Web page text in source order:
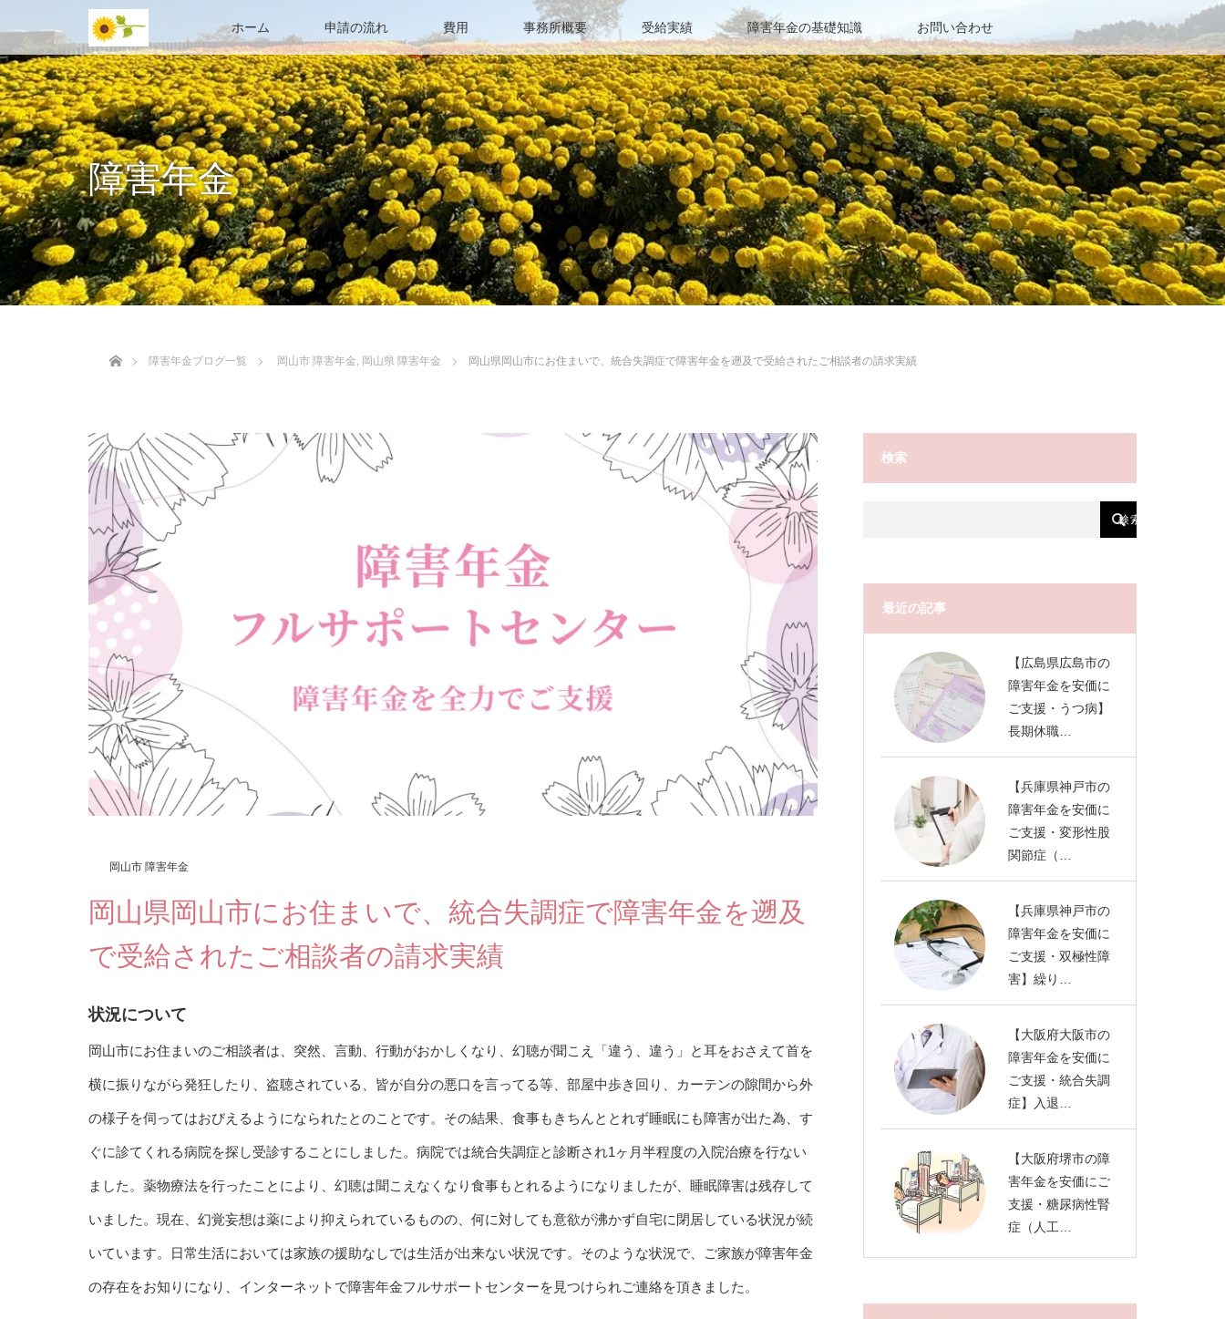
ホーム 申請の流れ 費用 事務所概要 受給実績 障害年金の基礎知識 お問い合わせ
障害年金
障害年金ブログ一覧
岡山市 障害年金, 岡山県 障害年金 岡山県岡山市にお住まいで、統合失調症で障害年金を遡及で受給されたご相談者の請求実績
岡山市 障害年金
岡山県岡山市にお住まいで、統合失調症で障害年金を遡及
で受給されたご相談者の請求実績
状況について
岡山市にお住まいのご相談者は、突然、言動、行動がおかしくなり、幻聴が聞こえ「違う、違う」と耳をおさえて首を
横に振りながら発狂したり、盗聴されている、皆が自分の悪口を言ってる等、部屋中歩き回り、カーテンの隙間から外
の様子を伺ってはおびえるようになられたとのことです。その結果、食事もきちんととれず睡眠にも障害が出た為、す
ぐに診てくれる病院を探し受診することにしました。病院では統合失調症と診断され1ヶ月半程度の入院治療を行ない
ました。薬物療法を行ったことにより、幻聴は聞こえなくなり食事もとれるようになりましたが、睡眠障害は残存して
いました。現在、幻覚妄想は薬により抑えられているものの、何に対しても意欲が沸かず自宅に閉居している状況が続
いています。日常生活においては家族の援助なしでは生活が出来ない状況です。そのような状況で、ご家族が障害年金
の存在をお知りになり、インターネットで障害年金フルサポートセンターを見つけられご連絡を頂きました。
検索
最近の記事
【広島県広島市の
障害年金を安価に
ご支援・うつ病】
長期休職…
【兵庫県神戸市の
障害年金を安価に
ご支援・変形性股
関節症（…
【兵庫県神戸市の
障害年金を安価に
ご支援・双極性障
害】繰り…
【大阪府大阪市の
障害年金を安価に
ご支援・統合失調
症】入退…
【大阪府堺市の障
害年金を安価にご
支援・糖尿病性腎
症（人工…